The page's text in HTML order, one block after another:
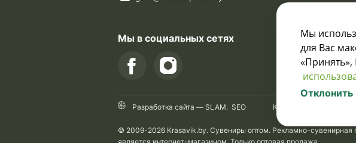
и
Мы в социальных сетях
Карта сайта
© 2009-2026 Krasavik.by. Сувениры оптом. Рекламно-
Разработка сайта — SLAM. SEO
Мы
для Вас
«Принять»,
Отклонить